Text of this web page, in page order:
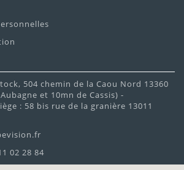
504 chemin de la Caou Nord 13360
et 10mn de Cassis) -
: 58 bis rue de la granière 13011
02 28 84